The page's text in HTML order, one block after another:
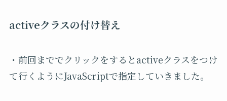
activeクラスの付け替え
・前回まででクリックをするとactiveクラスをつけ
て行くようにJavaScriptで指定していきました。